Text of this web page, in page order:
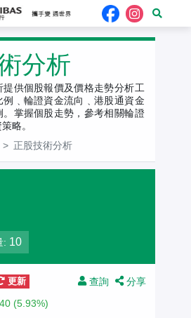
分析
提供個股報價及價格走勢分析工
例﹑輪證資金流向﹑港股通資金
。掌握個股走勢，參考相關輪證
略。
正股技術分析
: 10
查詢 分享
更新
(5.93%)